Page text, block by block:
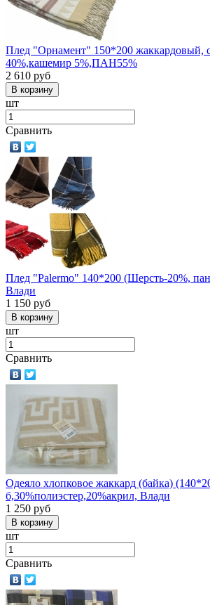
Плед "Орнамент" 150*200 жаккардовый,
40%,кашемир 5%,ПАН55%
2 610 руб
шт
Сравнить
Плед "Palermo" 140*200 (Шерсть-20%,
Влади
1 150 руб
шт
Сравнить
Одеяло хлопковое жаккард (байка)
б,30%полиэстер,20%акрил, Влади
1 250 руб
шт
Сравнить